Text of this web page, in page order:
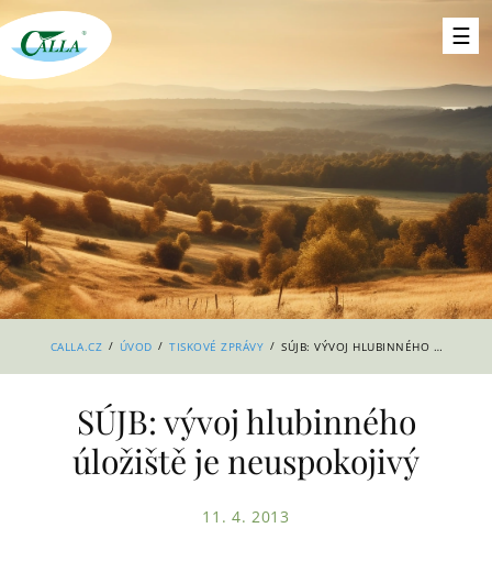
CALLA.CZ / ÚVOD / TISKOVÉ ZPRÁVY / SÚJB: VÝVOJ HLUBINNÉHO ÚLOŽIŠTĚ JE NEUSPOKOJIVÝ
SÚJB: vývoj hlubinného
úložiště je neuspokojivý
11. 4. 2013